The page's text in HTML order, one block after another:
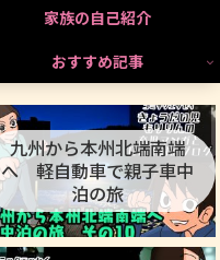
家族の自己紹介
おすすめ記事
九州から本州北端南端
へ 軽自動車で親子車中
泊の旅